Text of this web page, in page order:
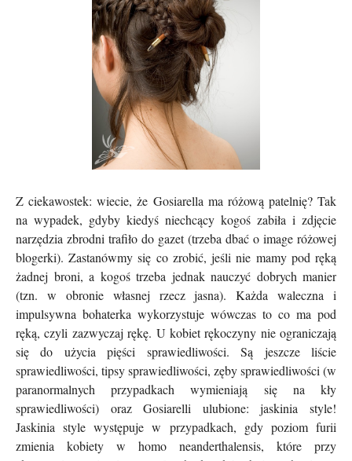
Z ciekawostek: wiecie, że Gosiarella ma różową patelnię? Tak
na wypadek, gdyby kiedyś niechcący kogoś zabiła i zdjęcie
narzędzia zbrodni trafiło do gazet (trzeba dbać o image różowej
blogerki). Zastanówmy się co zrobić, jeśli nie mamy pod ręką
żadnej broni, a kogoś trzeba jednak nauczyć dobrych manier
(tzn. w obronie własnej rzecz jasna). Każda waleczna i
impulsywna bohaterka wykorzystuje wówczas to co ma pod
ręką, czyli zazwyczaj rękę. U kobiet rękoczyny nie ograniczają
się do użycia pięści sprawiedliwości. Są jeszcze liście
sprawiedliwości, tipsy sprawiedliwości, zęby sprawiedliwości (w
paranormalnych przypadkach wymieniają się na kły
sprawiedliwości) oraz Gosiarelli ulubione: jaskinia style!
Jaskinia style występuje w przypadkach, gdy poziom furii
zmienia kobiety w homo neanderthalensis, które przy